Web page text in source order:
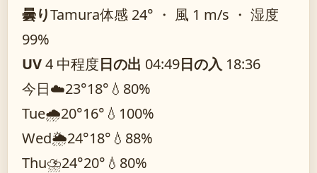
曇りTamura体感 24° ・ 風 1 m/s ・ 湿度
99%
UV4 中程度日の出 04:49日の入 18:36
今日☁️23°18° 💧80%
Tue🌧️20°16° 💧100%
Wed🌦️24°18° 💧88%
Thu⛈️24°20° 💧80%